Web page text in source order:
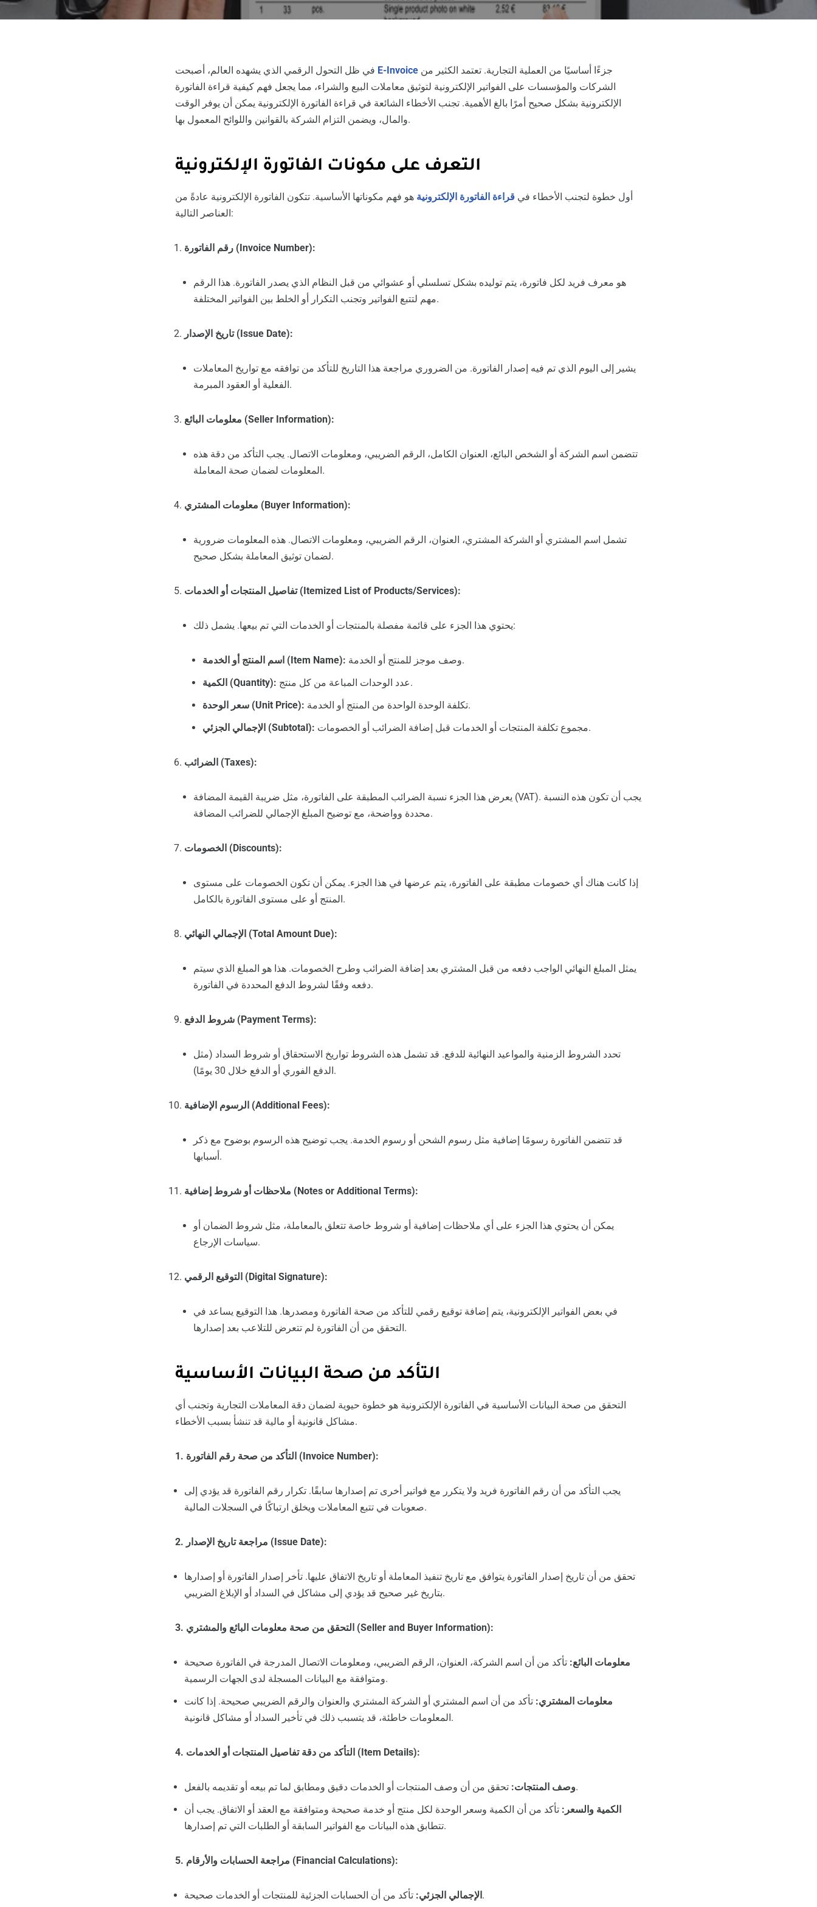
E-Invoiceجزءًا أساسيًا من العملية التجارية. تعتمد الكثير من
الشركات والمؤسسات على الفواتير الإلكترونية لتوثيق معاملات البيع والشراء، مما يجعل فهم كيفية قراءة الفاتورة
الإلكترونية بشكل صحيح أمرًا بالغ الأهمية. تجنب الأخطاء الشائعة في قراءة الفاتورة الإلكترونية يمكن أن يوفر الوقت
والمال، ويضمن التزام الشركة بالقوانين واللوائح المعمول بها.
التعرف على مكونات الفاتورة الإلكترونية
أول خطوة لتجنب الأخطاء فيقراءة الفاتورة الإلكترونية هو فهم مكوناتها الأساسية. تتكون الفاتورة الإلكترونية عادةً من
العناصر التالية:
رقم الفاتورة (Invoice Number):
هو معرف فريد لكل فاتورة، يتم توليده بشكل تسلسلي أو عشوائي من قبل النظام الذي يصدر الفاتورة. هذا الرقم
مهم لتتبع الفواتير وتجنب التكرار أو الخلط بين الفواتير المختلفة.
تاريخ الإصدار (Issue Date):
يشير إلى اليوم الذي تم فيه إصدار الفاتورة. من الضروري مراجعة هذا التاريخ للتأكد من توافقه مع تواريخ المعاملات
الفعلية أو العقود المبرمة.
معلومات البائع (Seller Information):
تتضمن اسم الشركة أو الشخص البائع، العنوان الكامل، الرقم الضريبي، ومعلومات الاتصال. يجب التأكد من دقة هذه
المعلومات لضمان صحة المعاملة.
معلومات المشتري (Buyer Information):
تشمل اسم المشتري أو الشركة المشتري، العنوان، الرقم الضريبي، ومعلومات الاتصال. هذه المعلومات ضرورية
لضمان توثيق المعاملة بشكل صحيح.
تفاصيل المنتجات أو الخدمات (Itemized List of Products/Services):
يحتوي هذا الجزء على قائمة مفصلة بالمنتجات أو الخدمات التي تم بيعها. يشمل ذلك:
اسم المنتج أو الخدمة (Item Name):
وصف موجز للمنتج أو الخدمة.
الكمية (Quantity):
عدد الوحدات المباعة من كل منتج.
سعر الوحدة (Unit Price):
تكلفة الوحدة الواحدة من المنتج أو الخدمة.
الإجمالي الجزئي (Subtotal):
مجموع تكلفة المنتجات أو الخدمات قبل إضافة الضرائب أو الخصومات.
الضرائب (Taxes):
يعرض هذا الجزء نسبة الضرائب المطبقة على الفاتورة، مثل ضريبة القيمة المضافة (VAT). يجب أن تكون هذه النسبة
محددة وواضحة، مع توضيح المبلغ الإجمالي للضرائب المضافة.
الخصومات (Discounts):
إذا كانت هناك أي خصومات مطبقة على الفاتورة، يتم عرضها في هذا الجزء. يمكن أن تكون الخصومات على مستوى
المنتج أو على مستوى الفاتورة بالكامل.
الإجمالي النهائي (Total Amount Due):
يمثل المبلغ النهائي الواجب دفعه من قبل المشتري بعد إضافة الضرائب وطرح الخصومات. هذا هو المبلغ الذي سيتم
دفعه وفقًا لشروط الدفع المحددة في الفاتورة.
شروط الدفع (Payment Terms):
تحدد الشروط الزمنية والمواعيد النهائية للدفع. قد تشمل هذه الشروط تواريخ الاستحقاق أو شروط السداد (مثل
الدفع الفوري أو الدفع خلال 30 يومًا).
الرسوم الإضافية (Additional Fees):
قد تتضمن الفاتورة رسومًا إضافية مثل رسوم الشحن أو رسوم الخدمة. يجب توضيح هذه الرسوم بوضوح مع ذكر
أسبابها.
ملاحظات أو شروط إضافية (Notes or Additional Terms):
يمكن أن يحتوي هذا الجزء على أي ملاحظات إضافية أو شروط خاصة تتعلق بالمعاملة، مثل شروط الضمان أو
سياسات الإرجاع.
التوقيع الرقمي (Digital Signature):
في بعض الفواتير الإلكترونية، يتم إضافة توقيع رقمي للتأكد من صحة الفاتورة ومصدرها. هذا التوقيع يساعد في
التحقق من أن الفاتورة لم تتعرض للتلاعب بعد إصدارها.
التأكد من صحة البيانات الأساسية
التحقق من صحة البيانات الأساسية في الفاتورة الإلكترونية هو خطوة حيوية لضمان دقة المعاملات التجارية وتجنب أي
مشاكل قانونية أو مالية قد تنشأ بسبب الأخطاء.
1. التأكد من صحة رقم الفاتورة (Invoice Number):
يجب التأكد من أن رقم الفاتورة فريد ولا يتكرر مع فواتير أخرى تم إصدارها سابقًا. تكرار رقم الفاتورة قد يؤدي إلى
صعوبات في تتبع المعاملات ويخلق ارتباكًا في السجلات المالية.
2. مراجعة تاريخ الإصدار (Issue Date):
تحقق من أن تاريخ إصدار الفاتورة يتوافق مع تاريخ تنفيذ المعاملة أو تاريخ الاتفاق عليها. تأخر إصدار الفاتورة أو إصدارها
بتاريخ غير صحيح قد يؤدي إلى مشاكل في السداد أو الإبلاغ الضريبي.
3. التحقق من صحة معلومات البائع والمشتري (Seller and Buyer Information):
معلومات البائع: تأكد من أن اسم الشركة، العنوان، الرقم الضريبي، ومعلومات الاتصال المدرجة في الفاتورة صحيحة
ومتوافقة مع البيانات المسجلة لدى الجهات الرسمية.
معلومات المشتري: تأكد من أن اسم المشتري أو الشركة المشتري والعنوان والرقم الضريبي صحيحة. إذا كانت
المعلومات خاطئة، قد يتسبب ذلك في تأخير السداد أو مشاكل قانونية.
4. التأكد من دقة تفاصيل المنتجات أو الخدمات (Item Details):
وصف المنتجات:تحقق من أن وصف المنتجات أو الخدمات دقيق ومطابق لما تم بيعه أو تقديمه بالفعل.
الكمية والسعر: تأكد من أن الكمية وسعر الوحدة لكل منتج أو خدمة صحيحة ومتوافقة مع العقد أو الاتفاق. يجب أن
تتطابق هذه البيانات مع الفواتير السابقة أو الطلبات التي تم إصدارها.
5. مراجعة الحسابات والأرقام (Financial Calculations):
الإجمالي الجزئي:تأكد من أن الحسابات الجزئية للمنتجات أو الخدمات صحيحة.